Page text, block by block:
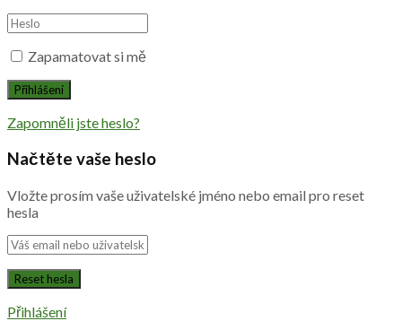
Zapamatovat si mě
Zapomněli jste heslo?
Načtěte vaše heslo
Vložte prosím vaše uživatelské jméno nebo email pro reset
hesla
Přihlášení